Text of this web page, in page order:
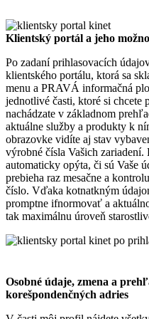
Klientský portál a jeho
Po zadaní prihlasovacích
klientského portálu, ktorá sa
menu a PRAVÁ informačná
jednotlivé časti, ktoré si chcete
nachádzate v základnom
aktuálne služby a produkty k
obrazovke vidíte aj stav
výrobné čísla Vašich zariadení.
automaticky opýta, či sú Vaše
prebieha raz mesačne a
číslo. Vďaka kotnatkným
promptne ifnormovať a
tak maximálnu úroveň
Osobné údaje, zmena a
korešpondenčných adries